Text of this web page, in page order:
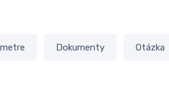
Dokumenty Otázka